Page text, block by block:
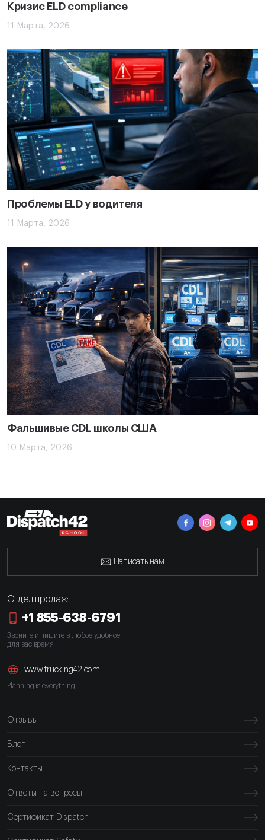
Кризис ELD compliance
11 Марта, 2026
Проблемы ELD у водителя
11 Марта, 2026
Фальшивые CDL школы США
10 Марта, 2026
Написать нам
Отдел продаж:
+1 855-638-6791
Звоните и пишите в любое удобное
для вас время
www.trucking42.com
Planning is everything
Отзывы
Блог
Контакты
Ответы на вопросы
Сертификат Dispatch